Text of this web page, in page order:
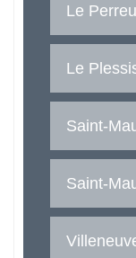
Le
Le
Saint-
Saint-